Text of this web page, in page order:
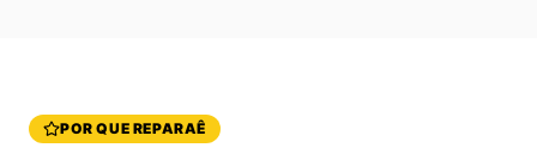
POR QUE REPARAÊ